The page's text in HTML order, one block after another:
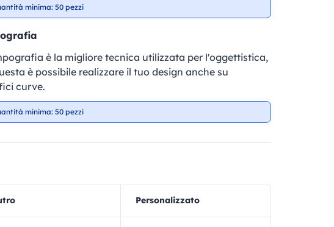
minima: 50 pezzi
è la migliore tecnica utilizzata per l'oggettistica,
è possibile realizzare il tuo design anche su
curve.
minima: 50 pezzi
Personalizzato